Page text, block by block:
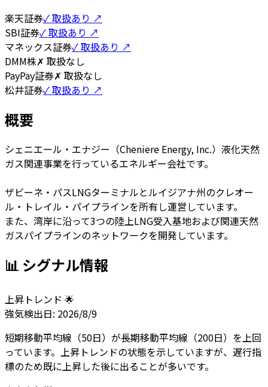
楽天証券✓ 取扱あり ↗
SBI証券✓ 取扱あり ↗
マネックス証券✓ 取扱あり ↗
DMM株✗ 取扱なし
PayPay証券✗ 取扱なし
松井証券✓ 取扱あり ↗
概要
シェニエール・エナジー（Cheniere Energy, Inc.）液化天然
ガス関連事業を行っているエネルギー会社です。
ザビーネ・パスLNGターミナルとルイジアナ州のクレオー
ル・トレイル・パイプラインを所有し運営しています。
また、湾岸に沿って3つの陸上LNG受入基地および関連天然
ガスパイプラインのネットワークを開発しています。
📊 シグナル情報
上昇トレンド 🌟
強気検出日: 2026/8/9
短期移動平均線（50日）が長期移動平均線（200日）を上回
っています。上昇トレンドの状態を示していますが、遅行指
標のため既に上昇した後に出ることが多いです。